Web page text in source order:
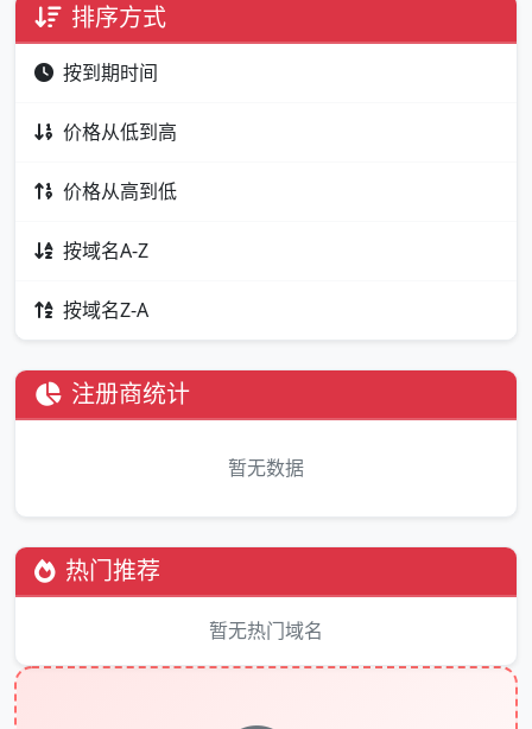
排序方式
按到期时间
价格从低到高
价格从高到低
按域名A-Z
按域名Z-A
注册商统计
暂无数据
热门推荐
暂无热门域名